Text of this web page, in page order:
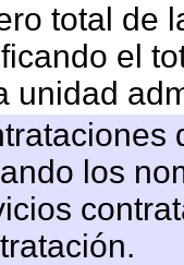
total de
el
unidad
los